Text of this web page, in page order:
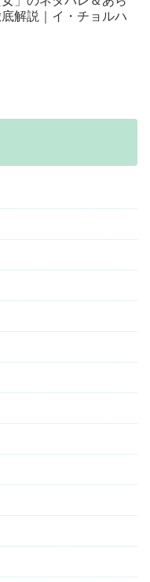
解説｜イ・チョルハ